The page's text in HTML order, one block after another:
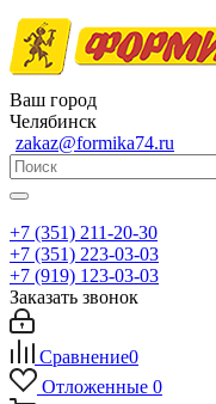
Ваш город
Челябинск
zakaz@formika74.ru
+7 (351) 211-20-30
+7 (351) 223-03-03
+7 (919) 123-03-03
Заказать звонок
Сравнение0
Отложенные 0